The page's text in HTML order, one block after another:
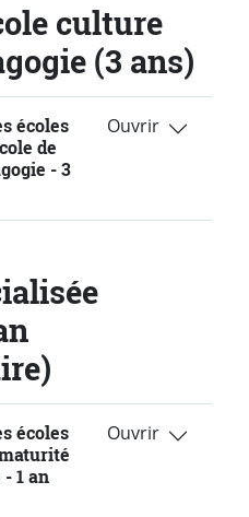
culture
(3 ans)
écoles
de
- 3
écoles
1 an